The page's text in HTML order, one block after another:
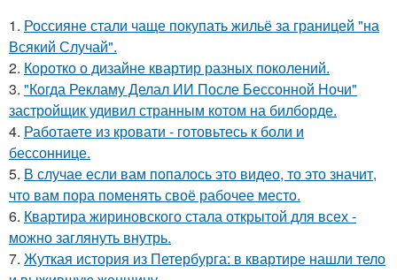
1. Россияне стали чаще покупать жильё за границей "на
Всякий Случай".
2. Коротко о дизайне квартир разных поколений.
3. "Когда Рекламу Делал ИИ После Бессонной Ночи"
застройщик удивил странным котом на билборде.
4. Работаете из кровати - готовьтесь к боли и
бессоннице.
5. В случае если вам попалось это видео, то это значит,
что вам пора поменять своё рабочее место.
6. Квартира жириновского стала открытой для всех -
можно заглянуть внутрь.
7. Жуткая история из Петербурга: в квартире нашли тело